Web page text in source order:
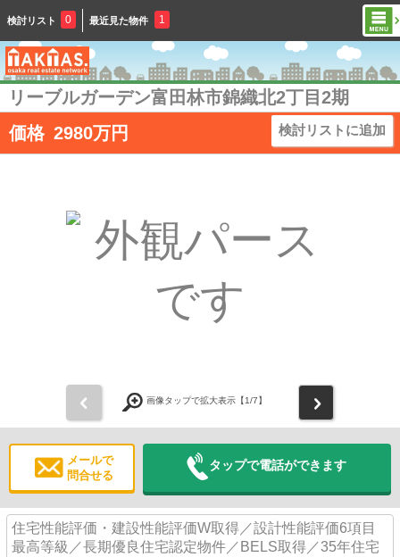
検討リスト 0 最近見た物件 1
リーブルガーデン富田林市錦織北2丁目2期
価格 2980万円 検討リストに追加
画像タップで拡大表示【1/7】
メールで
問合せる
タップで電話ができます
住宅性能評価・建設性能評価W取得／設計性能評価6項目
最高等級／長期優良住宅認定物件／BELS取得／35年住宅